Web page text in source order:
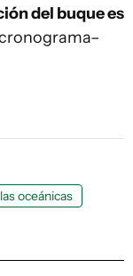
del buque es
oceánicas